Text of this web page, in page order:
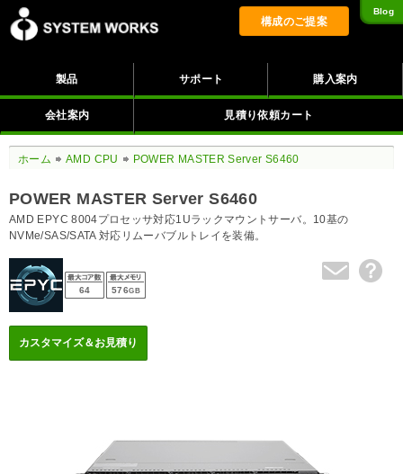
構成のご提案
Blog
製品 サポート 購入案内
会社案内 見積り依頼カート
ホーム AMD CPU POWER MASTER Server S6460
POWER MASTER Server S6460
AMD EPYC 8004プロセッサ対応1Uラックマウントサーバ。10基の
NVMe/SAS/SATA 対応リムーバブルトレイを装備。
64 576GB